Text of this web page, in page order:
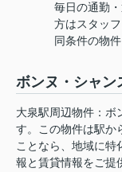
毎日の通勤
方はスタッ
同条件の物
ボンヌ・シャン
大泉駅周辺物件：ボ
す。この物件は駅か
ことなら、地域に特
報と賃貸情報をご提